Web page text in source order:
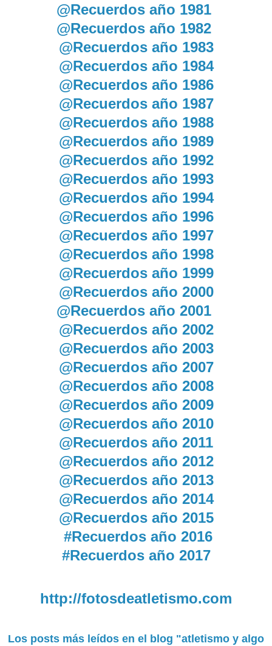
@Recuerdos año 1981
@Recuerdos año 1982
@Recuerdos año 1983
@Recuerdos año 1984
@Recuerdos año 1986
@Recuerdos año 1987
@Recuerdos año 1988
@Recuerdos año 1989
@Recuerdos año 1992
@Recuerdos año 1993
@Recuerdos año 1994
@Recuerdos año 1996
@Recuerdos año 1997
@Recuerdos año 1998
@Recuerdos año 1999
@Recuerdos año 2000
@Recuerdos año 2001
@Recuerdos año 2002
@Recuerdos año 2003
@Recuerdos año 2007
@Recuerdos año 2008
@Recuerdos año 2009
@Recuerdos año 2010
@Recuerdos año 2011
@Recuerdos año 2012
@Recuerdos año 2013
@Recuerdos año 2014
@Recuerdos año 2015
#Recuerdos año 2016
#Recuerdos año 2017
http://fotosdeatletismo.com
Los posts más leídos en el blog "atletismo y algo